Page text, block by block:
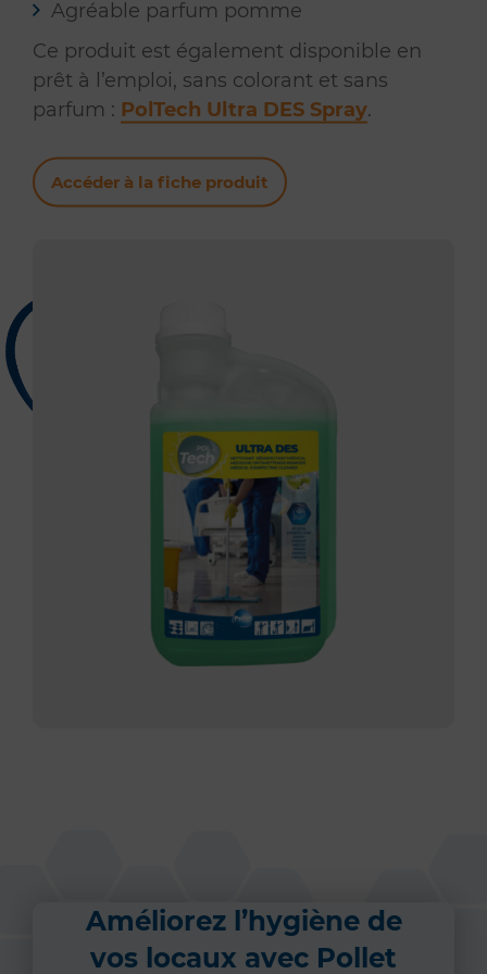
Agréable parfum pomme
Ce produit est également disponible en
prêt à l’emploi, sans colorant et sans
parfum : PolTech Ultra DES Spray.
Accéder à la fiche produit
Améliorez l’hygiène de
vos locaux avec Pollet